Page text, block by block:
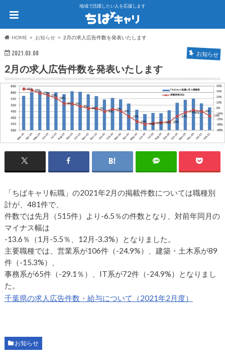
地域で活躍したい人を応援します
HOME お知らせ 2月の求人広告件数を発表いたします
2021.03.08 お知らせ
2月の求人広告件数を発表いたします
「ちばキャリ転職」の2021年2月の掲載件数については職種別
計が、481件で、
件数では先月（515件）より-6.5％の件数となり、対前年同月の
マイナス幅は
-13.6％（1月-5.5％、12月-3.3%）となりました。
主要職種では、営業系が106件（-24.9%）、建築・土木系が89
件（-15.3%）、
事務系が65件（-29.1％）、IT系が72件（-24.9%）となりまし
た。
千葉県の求人広告件数・給与について（2021年2月度）
お知らせ